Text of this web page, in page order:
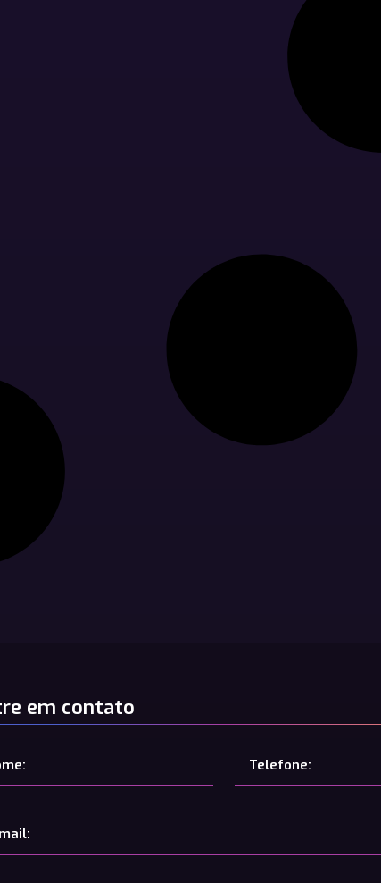
em contato